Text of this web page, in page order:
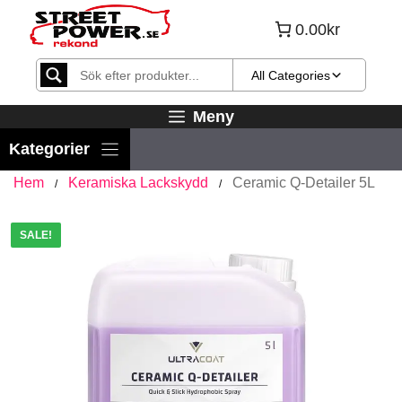
Hoppa
innehåll
0.00kr
All Categories
Meny
Hem / Keramiska Lackskydd / Ceramic Q-Detailer 5L
SALE!